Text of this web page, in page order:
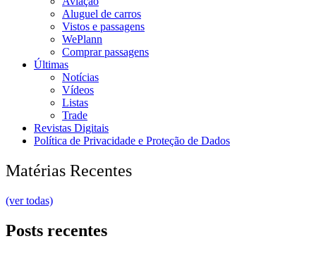
Aluguel de carros
Vistos e passagens
WePlann
Comprar passagens
Últimas
Notícias
Vídeos
Listas
Trade
Revistas Digitais
Política de Privacidade e Proteção de Dados
Matérias Recentes
(ver todas)
Posts recentes